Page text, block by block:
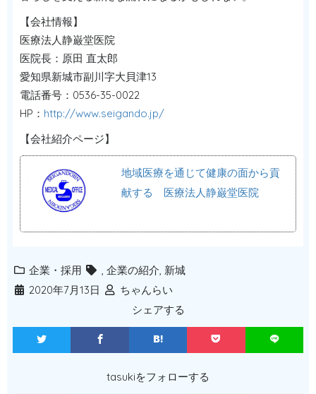
【会社情報】
医療法人静巌堂医院
医院長：原田 直太郎
愛知県新城市副川字大貝津13
電話番号：0536-35-0022
HP： http://www.seigando.jp/
【会社紹介ページ】
地域医療を通じて健康の面から貢
献する 医療法人静巌堂医院
企業・採用 , 企業の紹介, 新城
2020年7月13日
ちゃんらい
シェアする
tasukiをフォローする